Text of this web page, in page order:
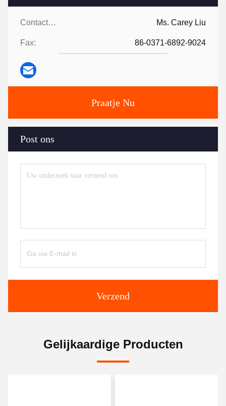
Contacten: Ms. Carey Liu
Fax: 86-0371-6892-9024
Praatje Nu
Post ons
Verzend
Gelijkaardige Producten